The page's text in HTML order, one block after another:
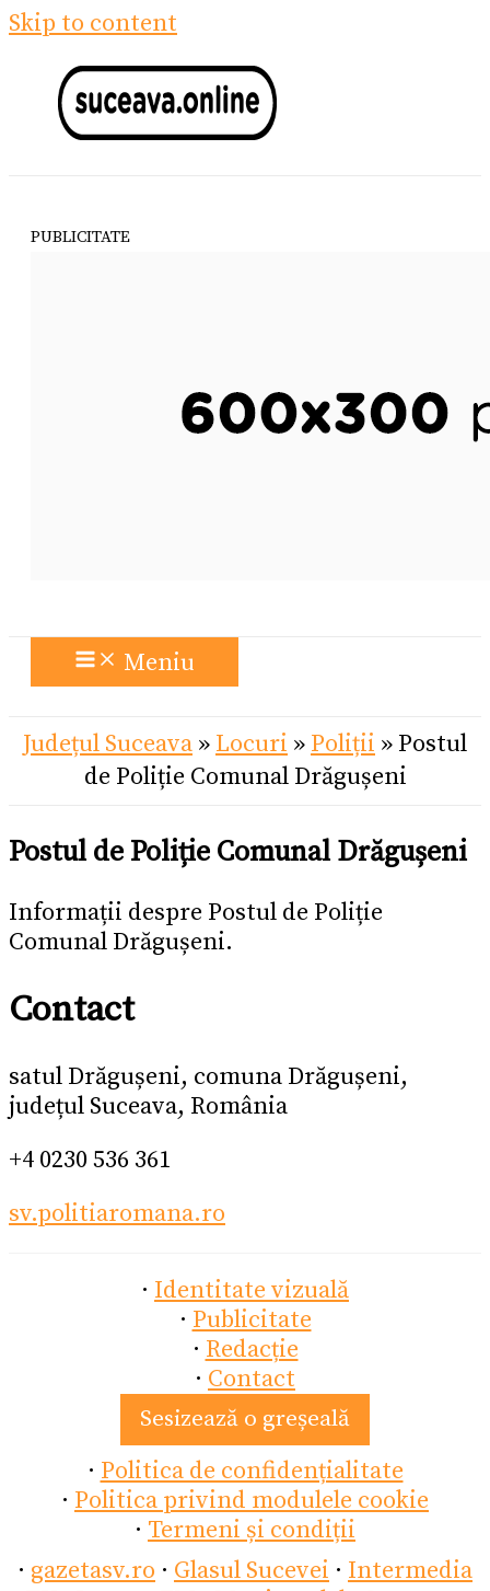
Skip to content
PUBLICITATE
Meniu
Județul Suceava » Locuri » Poliții » Postul
de Poliție Comunal Drăgușeni
Postul de Poliție Comunal Drăgușeni
Informații despre Postul de Poliție
Comunal Drăgușeni.
Contact
satul Drăgușeni, comuna Drăgușeni,
județul Suceava, România
+4 0230 536 361
sv.politiaromana.ro
· Identitate vizuală
· Publicitate
· Redacție
· Contact
Sesizează o greșeală
· Politica de confidențialitate
· Politica privind modulele cookie
· Termeni și condiții
· gazetasv.ro · Glasul Sucevei · Intermedia